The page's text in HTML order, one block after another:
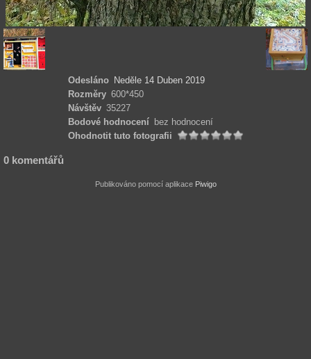
Odesláno Neděle 14 Duben 2019
Rozměry 600*450
Návštěv 35227
Bodové hodnocení
bez hodnocení
Ohodnotit tuto fotografii
0 komentářů
Publikováno pomocí aplikace Piwigo